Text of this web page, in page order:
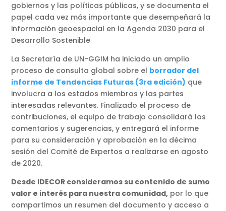
gobiernos y las políticas públicas, y se documenta el
papel cada vez más importante que desempeñará la
información geoespacial en la Agenda 2030 para el
Desarrollo Sostenible
La Secretaría de UN-GGIM ha iniciado un amplio
proceso de consulta global sobre el borrador del
informe de Tendencias Futuras (3ra edición) que
involucra a los estados miembros y las partes
interesadas relevantes. Finalizado el proceso de
contribuciones, el equipo de trabajo consolidará los
comentarios y sugerencias, y entregará el informe
para su consideración y aprobación en la décima
sesión del Comité de Expertos a realizarse en agosto
de 2020.
Desde IDECOR consideramos su contenido de sumo
valor e interés para nuestra comunidad, por lo que
compartimos un resumen del documento y acceso a